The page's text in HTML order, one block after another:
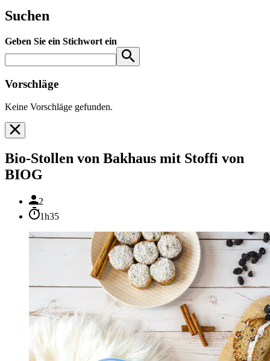
Suchen
Geben Sie ein Stichwort ein
Vorschläge
Keine Vorschläge gefunden.
Bio-Stollen von Bakhaus mit Stoffi von
BIOG
2
1h35